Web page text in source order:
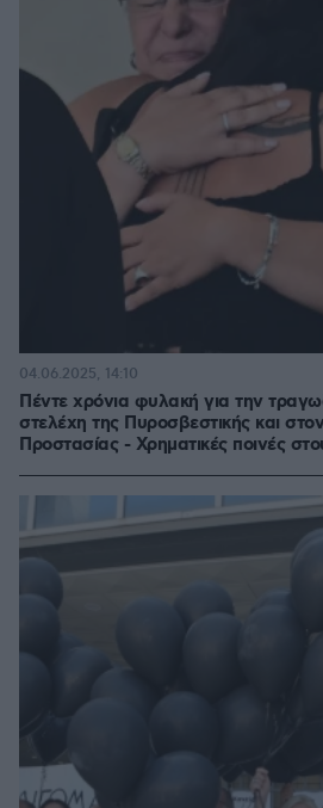
Πέντε χρόνια φυλακή για την
στελέχη της Πυροσβεστικής και στον
Προστασίας - Χρηματικές ποινές
04.06.2025, 14:10